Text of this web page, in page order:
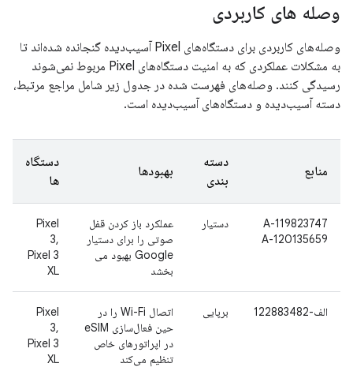
وصله های کاربردی
وصله‌های کاربردی برای دستگاه‌های Pixel آسیب‌دیده گنجانده شده‌اند تا
به مشکلات عملکردی که به امنیت دستگاه‌های Pixel مربوط نمی‌شوند
رسیدگی کنند. وصله‌های فهرست شده در جدول زیر شامل مراجع مرتبط،
دسته آسیب‌دیده و دستگاه‌های آسیب‌دیده است.
منابع
دسته
بندی
بهبودها
دستگاه
ها
A-119823747
A-120135659
دستیار
عملکرد باز کردن قفل
صوتی را برای دستیار
Google بهبود می
بخشد
Pixel
3,
Pixel 3
XL
الف-122883482 برپایی
اتصال Wi-Fi را در
حین فعال‌سازی eSIM
در اپراتورهای خاص
تنظیم می‌کند
Pixel
3,
Pixel 3
XL